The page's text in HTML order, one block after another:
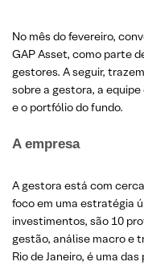
No mês do fevereiro,
GAP Asset, como parte
gestores. A seguir,
sobre a gestora, a
e o portfólio do fundo.
A empresa
A gestora está com
foco em uma estratégia
investimentos, são 10
gestão, análise macro e
Rio de Janeiro, é uma